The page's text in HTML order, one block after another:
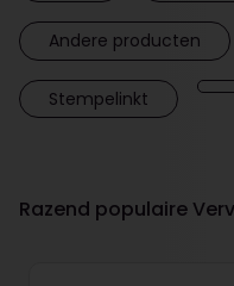
Andere producten
Stempelinkt
Razend populaire